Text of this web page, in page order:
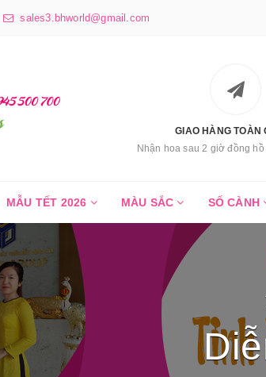
sales3.bhworld@gmail.com
GIAO HÀNG TOÀN
Nhận hoa sau 2 giờ đồng
MẪU TẾT 2026 MÀU SẮC SỐ CÀNH